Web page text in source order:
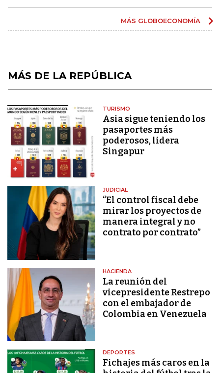
MÁS GLOBOECONOMÍA
MÁS DE LA REPÚBLICA
TURISMO
Asia sigue teniendo los
pasaportes más
poderosos, lidera
Singapur
JUDICIAL
“El control fiscal debe
mirar los proyectos de
manera integral y no
contrato por contrato”
HACIENDA
La reunión del
vicepresidente Restrepo
con el embajador de
Colombia en Venezuela
DEPORTES
Fichajes más caros en la